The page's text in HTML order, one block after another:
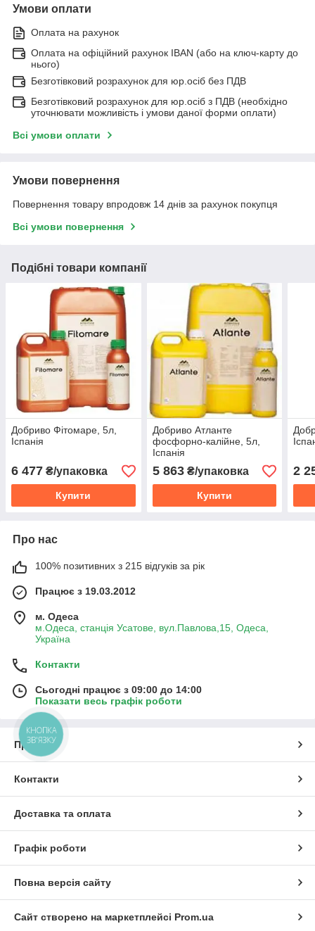
Умови оплати
Оплата на рахунок
Оплата на офіційний рахунок IBAN (або на ключ-карту до
нього)
Безготівковий розрахунок для юр.осіб без ПДВ
Безготівковий розрахунок для юр.осіб з ПДВ (необхідно
уточнювати можливість і умови даної форми оплати)
Всі умови оплати
Умови повернення
Повернення товару впродовж 14 днів за рахунок покупця
Всі умови повернення
Подібні товари компанії
Добриво Фітомаре, 5л,
Іспанія
6 477 ₴/упаковка
Купити
Добриво Атланте
фосфорно-калійне, 5л,
Іспанія
5 863₴/упаковка
Купити
2
Про нас
100% позитивних з 215 відгуків за рік
Працює з 19.03.2012
м. Одеса
м.Одеса, станція Усатове, вул.Павлова,15, Одеса,
Україна
Контакти
Сьогодні працює з 09:00 до 14:00
Показати весь графік роботи
Про нас
Контакти
Доставка та оплата
Графік роботи
Повна версія сайту
Сайт створено на маркетплейсі Prom.ua
КНОПКА
ЗВ'ЯЗКУ